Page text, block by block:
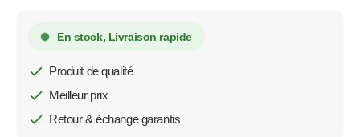
En stock, Livraison rapide
Produit de qualité
Meilleur prix
Retour & échange garantis